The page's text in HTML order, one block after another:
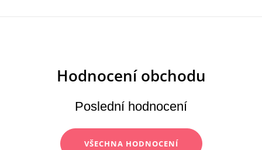
Poslední hodnocení
VŠECHNA HODNOCENÍ